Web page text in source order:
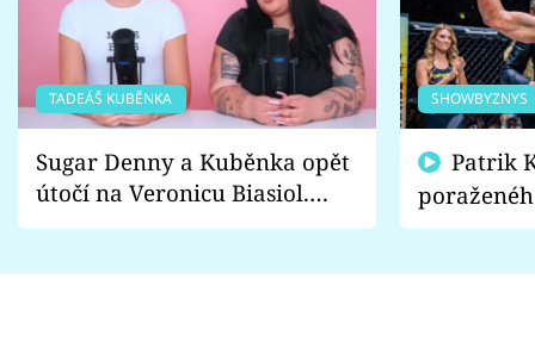
TADEÁŠ KUBĚNKA
Sugar Denny a Kuběnka opět
útočí na Veronicu Biasiol.
Proč je podle nich falešná a
SHOWBYZNYS
fanoušci